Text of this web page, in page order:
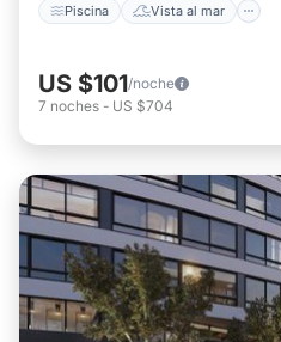
Piscina Vista al mar
US $101/noche
7 noches - US $704